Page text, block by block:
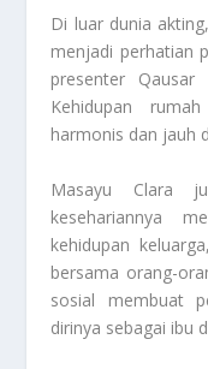
Di luar dunia
menjadi perhatian
presenter
Kehidupan
harmonis dan jauh
Masayu Clara
kesehariannya
kehidupan
bersama orang-
sosial membuat
dirinya sebagai ibu